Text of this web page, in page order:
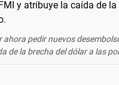
pedir nuevos
de la brecha del dólar a las